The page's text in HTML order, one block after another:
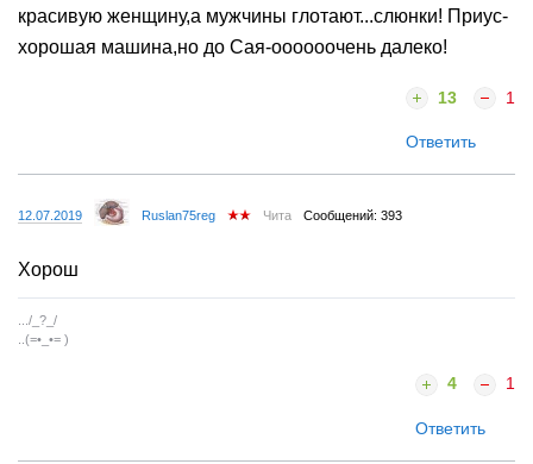
красивую женщину,а мужчины глотают...слюнки! Приус-
хорошая машина,но до Сая-оооооочень далеко!
13 1
Ответить
12.07.2019 Ruslan75reg Чита Сообщений: 393
Хорош
.../_?_/
..(=•_•= )
4 1
Ответить